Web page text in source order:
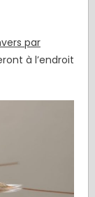
par
à l’endroit